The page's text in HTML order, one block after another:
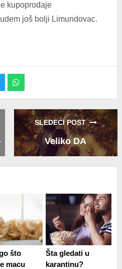
kupoprodaje
još bolji Limundovac.
Share
Twitter
Share
Whatsapp
SLEDEĆI POST
Veliko DA
što
macu
Šta gledati u
karantinu?